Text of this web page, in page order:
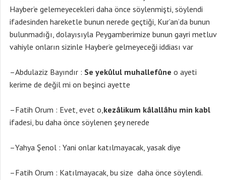
Hayber’e gelemeyecekleri daha önce söylenmişti, söylendi
ifadesinden hareketle bunun nerede geçtiği, Kur’an’da bunun
bulunmadığı, dolayısıyla Peygamberimize bunun gayri metluv
vahiyle onların sizinle Hayber’e gelmeyeceği iddiası var
–Abdulaziz Bayındır : Se yekûlul muhallefûne o ayeti
kerime de değil mi on beşinci ayette
–Fatih Orum : Evet, evet o,kezâlikum kâlallâhu min kabl
ifadesi, bu daha önce söylenen şey nerede
–Yahya Şenol : Yani onlar katılmayacak, yasak diye
–Fatih Orum : Katılmayacak, bu size daha önce söylendi.